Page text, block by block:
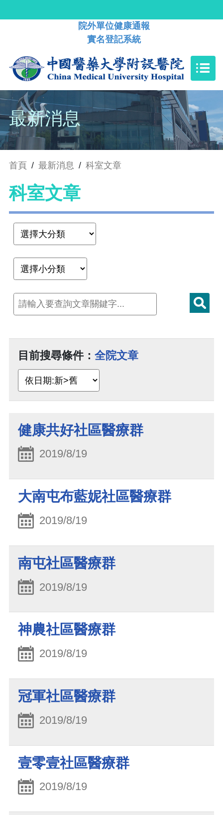
院外單位健康通報
實名登記系統
最新消息
首頁 / 最新消息 / 科室文章
科室文章
目前搜尋條件： 全院文章
健康共好社區醫療群
2019/8/19
大南屯布藍妮社區醫療群
2019/8/19
南屯社區醫療群
2019/8/19
神農社區醫療群
2019/8/19
冠軍社區醫療群
2019/8/19
壹零壹社區醫療群
2019/8/19